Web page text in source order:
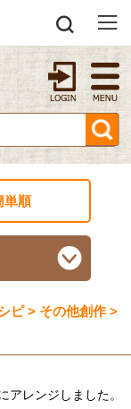
単順
ピ > その他創作 >
アレンジしました。